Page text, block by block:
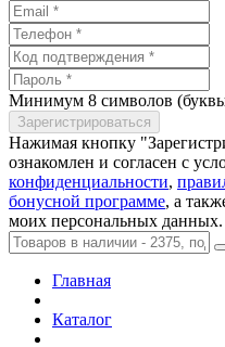
Минимум 8 символов
Нажимая кнопку
ознакомлен и согласен с
конфиденциальности,
бонусной программе, а
моих персональных данных.
Главная
Каталог